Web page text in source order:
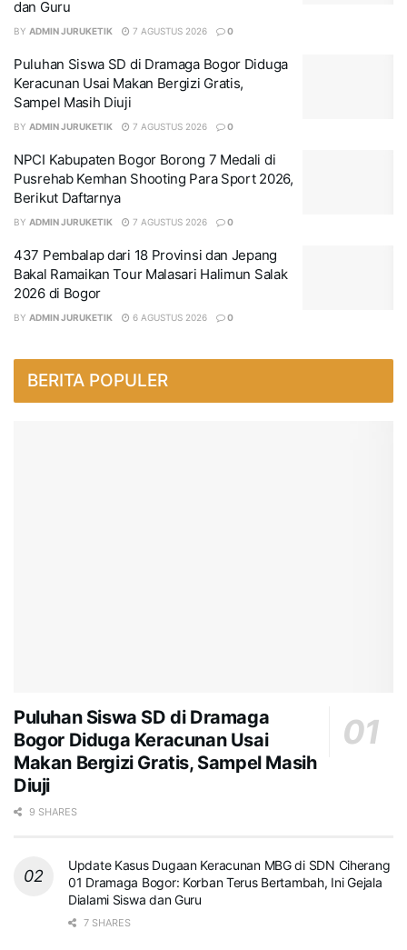
dan Guru
BY ADMIN JURUKETIK 7 AGUSTUS 2026 0
Puluhan Siswa SD di Dramaga Bogor Diduga
Keracunan Usai Makan Bergizi Gratis,
Sampel Masih Diuji
BY ADMIN JURUKETIK 7 AGUSTUS 2026 0
NPCI Kabupaten Bogor Borong 7 Medali di
Pusrehab Kemhan Shooting Para Sport 2026,
Berikut Daftarnya
BY ADMIN JURUKETIK 7 AGUSTUS 2026 0
437 Pembalap dari 18 Provinsi dan Jepang
Bakal Ramaikan Tour Malasari Halimun Salak
2026 di Bogor
BY ADMIN JURUKETIK 6 AGUSTUS 2026 0
BERITA POPULER
Puluhan Siswa SD di Dramaga
Bogor Diduga Keracunan Usai
Makan Bergizi Gratis, Sampel Masih
Diuji
9 SHARES
Update Kasus Dugaan Keracunan MBG di SDN Ciherang
01 Dramaga Bogor: Korban Terus Bertambah, Ini Gejala
Dialami Siswa dan Guru
7 SHARES